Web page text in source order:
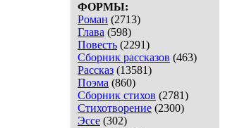
ФОРМЫ:
Роман (2713)
Глава (598)
Повесть (2291)
Сборник рассказов (463)
Рассказ (13581)
Поэма (860)
Сборник стихов (2781)
Стихотворение (2300)
Эссе (302)